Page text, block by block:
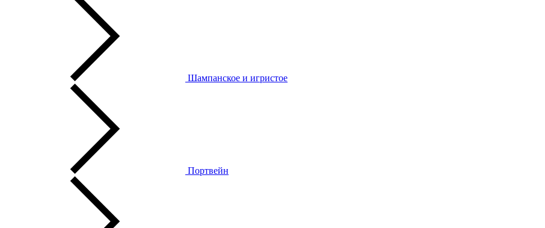
Шампанское и игристое
Портвейн